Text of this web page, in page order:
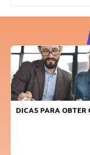
DICAS PARA OBTER